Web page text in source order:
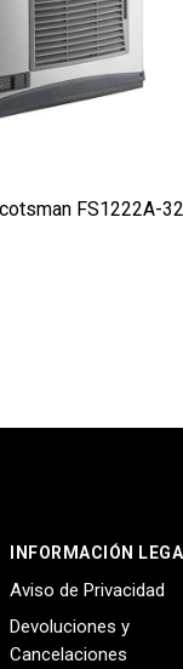
FS1222A-32
INFORMACIÓN
Aviso de Privacidad
Devoluciones y
Cancelaciones